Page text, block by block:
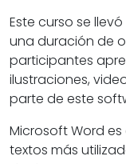
Este curso se
una duración de
participantes
ilustraciones,
parte de este
Microsoft Word
textos más